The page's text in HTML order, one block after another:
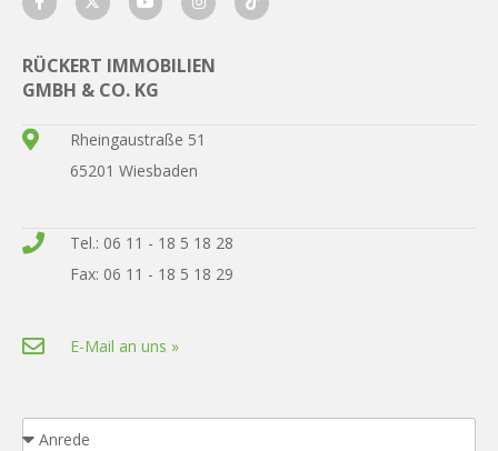
RÜCKERT IMMOBILIEN
GMBH & CO. KG
Rheingaustraße 51
65201 Wiesbaden
Tel.: 06 11 - 18 5 18 28
Fax: 06 11 - 18 5 18 29
E-Mail an uns »